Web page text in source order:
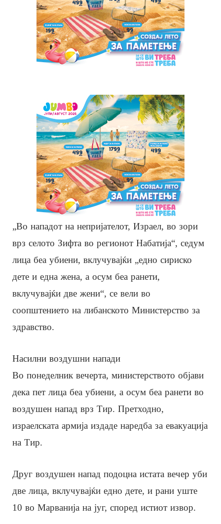
„Во нападот на непријателот, Израел, во зори
врз селото Зифта во регионот Набатија“, седум
лица беа убиени, вклучувајќи „едно сириско
дете и една жена, а осум беа ранети,
вклучувајќи две жени“, се вели во
соопштението на либанското Министерство за
здравство.
Насилни воздушни напади
Во понеделник вечерта, министерството објави
дека пет лица беа убиени, а осум беа ранети во
воздушен напад врз Тир. Претходно,
израелската армија издаде наредба за евакуација
на Тир.
Друг воздушен напад подоцна истата вечер уби
две лица, вклучувајќи едно дете, и рани уште
10 во Марванија на југ, според истиот извор.